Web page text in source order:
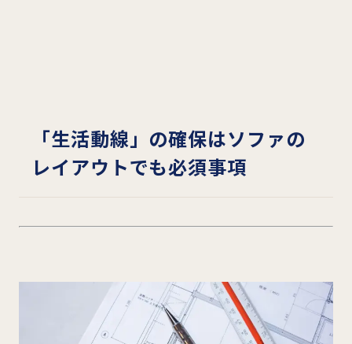
「生活動線」の確保はソファの
レイアウトでも必須事項